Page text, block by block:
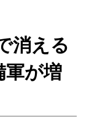
消える
が増